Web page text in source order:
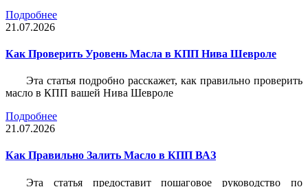
Подробнее
21.07.2026
Как Проверить Уровень Масла в КПП Нива Шевроле
Эта статья подробно расскажет, как правильно проверить
масло в КПП вашей Нива Шевроле
Подробнее
21.07.2026
Как Правильно Залить Масло в КПП ВАЗ
Эта статья предоставит пошаговое руководство по